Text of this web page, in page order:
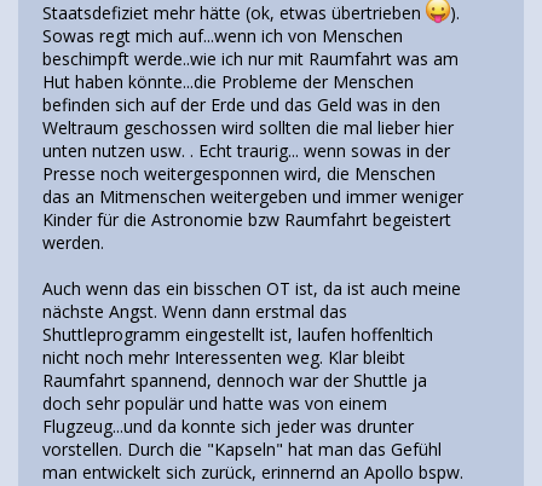
Staatsdefiziet mehr hätte (ok, etwas übertrieben
).
Sowas regt mich auf...wenn ich von Menschen
beschimpft werde..wie ich nur mit Raumfahrt was am
Hut haben könnte...die Probleme der Menschen
befinden sich auf der Erde und das Geld was in den
Weltraum geschossen wird sollten die mal lieber hier
unten nutzen usw. . Echt traurig... wenn sowas in der
Presse noch weitergesponnen wird, die Menschen
das an Mitmenschen weitergeben und immer weniger
Kinder für die Astronomie bzw Raumfahrt begeistert
werden.
Auch wenn das ein bisschen OT ist, da ist auch meine
nächste Angst. Wenn dann erstmal das
Shuttleprogramm eingestellt ist, laufen hoffenltich
nicht noch mehr Interessenten weg. Klar bleibt
Raumfahrt spannend, dennoch war der Shuttle ja
doch sehr populär und hatte was von einem
Flugzeug...und da konnte sich jeder was drunter
vorstellen. Durch die "Kapseln" hat man das Gefühl
man entwickelt sich zurück, erinnernd an Apollo bspw.